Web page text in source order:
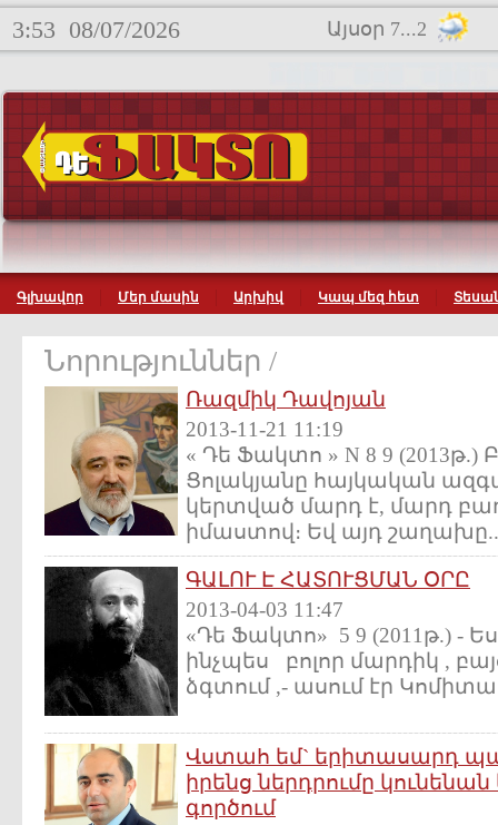
3:53 08/07/2026 Այսօր 7...2
Գլխավոր Մեր մասին Արխիվ Կապ մեզ հետ
Նորություններ /
Ռազմիկ Դավոյան
2013-11-21 11:19
« Դե Ֆակտո » N 8 9
Ցոլակյանը հայկական
կերտված մարդ է, մարդ
իմաստով։ Եվ այդ
ԳԱԼՈՒ Է ՀԱՏՈՒՑՄԱՆ ՕՐԸ
2013-04-03 11:47
«Դե Ֆակտո» 5 9 (2011թ.) -
ինչպես բոլոր մարդիկ ,
ձգտում ,- ասում էր
Վստահ եմˋ երիտասարդ
իրենց ներդրումը
գործում